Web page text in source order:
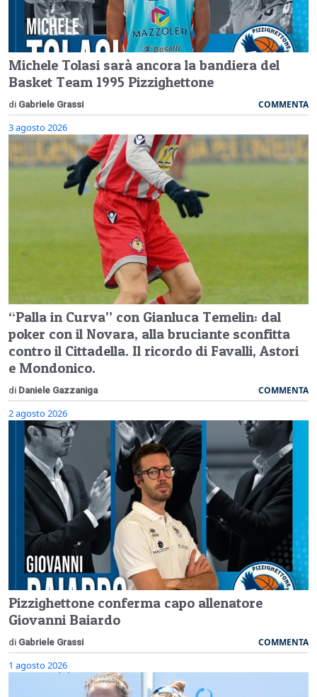
Michele Tolasi sarà ancora la bandiera del
Basket Team 1995 Pizzighettone
di Gabriele Grassi COMMENTA
3 agosto 2026
“Palla in Curva” con Gianluca Temelin: dal
poker con il Novara, alla bruciante sconfitta
contro il Cittadella. Il ricordo di Favalli, Astori
e Mondonico.
di Daniele Gazzaniga COMMENTA
2 agosto 2026
Pizzighettone conferma capo allenatore
Giovanni Baiardo
di Gabriele Grassi COMMENTA
1 agosto 2026